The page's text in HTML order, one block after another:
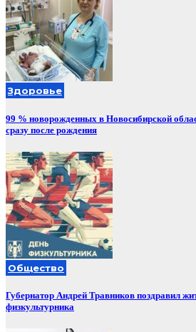
Здоровье
99 % новорожденных в Новосибирской
сразу после рождения
Общество
Губернатор Андрей Травников поздравил
физкультурника